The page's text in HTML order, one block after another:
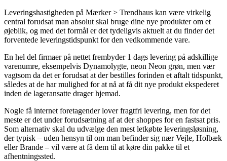
Leveringshastigheden på Mærker > Trendhaus kan være virkelig
central forudsat man absolut skal bruge dine nye produkter om et
øjeblik, og med det formål er det tydeligvis aktuelt at du finder det
forventede leveringstidspunkt for den vedkommende vare.
En hel del firmaer på nettet frembyder 1 dags levering på adskillige
varenumre, eksempelvis Dynamolygte, neon Neon grøn, men vær
vagtsom da det er forudsat at der bestilles forinden et aftalt tidspunkt,
således at de har mulighed for at nå at få dit nye produkt ekspederet
inden de lageransatte drager hjemad.
Nogle få internet foretagender lover fragtfri levering, men for det
meste er det under forudsætning af at der shoppes for en fastsat pris.
Som alternativ skal du udvælge den mest letkøbte leveringsløsning,
der typisk – uden hensyn til om man befinder sig nær Vejle, Holbæk
eller Brande – vil være at få dem til at køre din pakke til et
afhentningssted.